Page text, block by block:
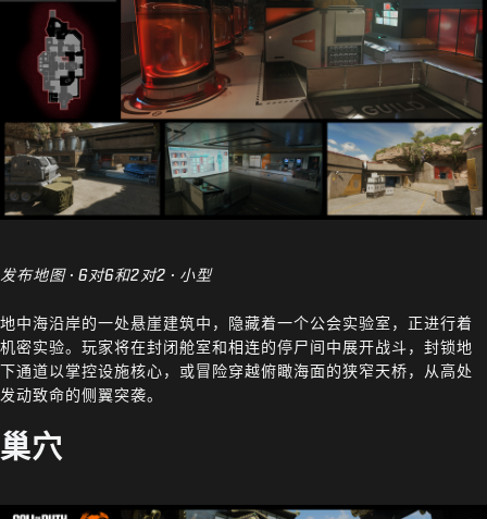
发布地图 · 6对6和2对2 · 小型
地中海沿岸的一处悬崖建筑中，隐藏着一个公会实验室，正进行着
机密实验。玩家将在封闭舱室和相连的停尸间中展开战斗，封锁地
下通道以掌控设施核心，或冒险穿越俯瞰海面的狭窄天桥，从高处
发动致命的侧翼突袭。
巢穴